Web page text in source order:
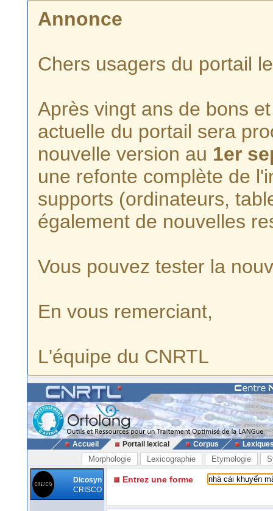
Annonce
Chers usagers du portail
Après vingt ans de bons
actuelle du portail sera
nouvelle version au 1er
une refonte complète de
supports (ordinateurs,
également de nouvelles
Vous pouvez tester la
En vous remerciant,
L'équipe du CNRTL
Accueil Portail lexical Corpus
Morphologie Lexicographie Etymologie
Dicosyn
CRISCO
Entrez une forme